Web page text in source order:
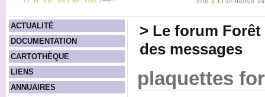
ACTUALITÉ
DOCUMENTATION
CARTOTHÈQUE
LIENS
ANNUAIRES
> Le forum
des messages
plaquettes